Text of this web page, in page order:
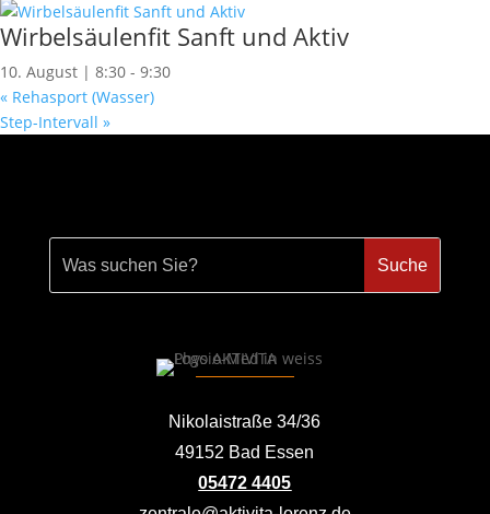
Wirbelsäulenfit Sanft und Aktiv
10. August | 8:30 - 9:30
« Rehasport (Wasser)
Step-Intervall »
Nikolaistraße 34/36
49152 Bad Essen
05472 4405